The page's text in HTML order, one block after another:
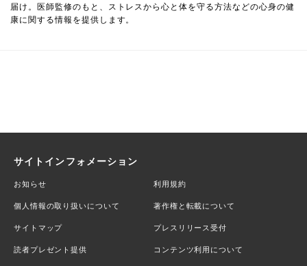
届け。医師監修のもと、ストレスから心と体を守る方法などの心身の健
康に関する情報を提供します。
サイトインフォメーション
お知らせ 利用規約
個人情報の取り扱いについて 著作権と転載について
サイトマップ プレスリリース受付
読者プレゼント提供 コンテンツ利用について